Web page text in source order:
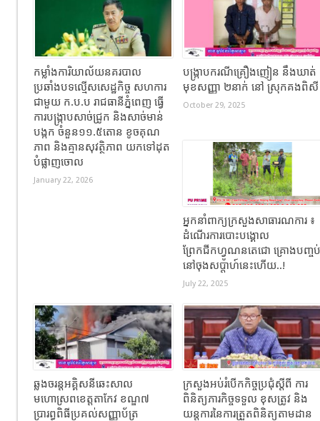
កម្លាំងការិយាល័យនគរបាល
ប្រឆាំងបទល្មើសសេដ្ឋកិច្ច សហការ
ជាមួយ ក.ប.ប រាជធានីភ្នំពេញ ធ្វើ
ការបង្ក្រាបសាច់ជ្រូក និងសាច់មាន់
បង្កក ចំនួន១១.៥តោន ខូចគុណ
ភាព និងគ្មានសុវត្ថិភាព យកទៅដុត
បំផ្លាញចោល
January 22, 2026
បង្ក្រាបករណីគ្រឿងញៀន នឹងឃាត់
មុខសញ្ញា ២នាក់ នៅ ស្រុកគងពិ
October 29, 2025
អ្នកនាំពាក្យក្រសួងសាធារណការ ៖
ដំណើរការបោះបង្គោល
ព្រែកជីកហ្វូណនតេជោ គ្រោងបញ្ចប់
នៅចុងសប្តាហ៍នេះហើយ..!
July 22, 2025
ឆ្លងចរន្តអគ្គិសនីឆេះសាល
មហោស្រពខេត្តតាកែវ ខណ្ឌ៧
ប្រារព្ធពិធីប្រគល់សញ្ញាប័ត្រ
ក្រសួងអប់រំបើកកិច្ចប្រជុំស្តីពី ការ
ពិនិត្យភារកិច្ចទទួល ខុសត្រូវ និង
យន្តការនៃការត្រួតពិនិត្យតាមដាន